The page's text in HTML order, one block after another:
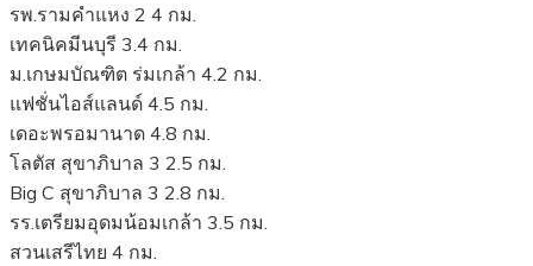
รพ.รามคำแหง 2​​ 4 กม.
เทคนิคมีนบุรี 3.4 กม.
ม.เกษมบัณฑิต ร่มเกล้า 4.2 กม.
แฟชั่นไอส์แลนด์ 4.5 กม.
เดอะพรอมานาด 4.8 กม.
โลตัส สุขาภิบาล 3 2.5 กม.
Big C สุขาภิบาล 3 2.8 กม.
รร.เตรียมอุดมน้อมเกล้า 3.5 กม.
สวนเสรีไทย 4 กม.